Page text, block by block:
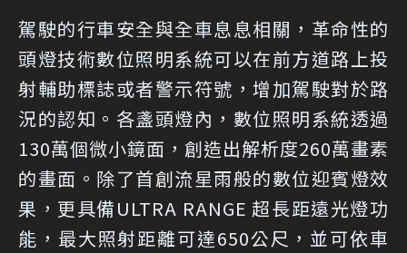
駕駛的行車安全與全車息息相關，革命性的
頭燈技術數位照明系統可以在前方道路上投
射輔助標誌或者警示符號，增加駕駛對於路
況的認知。各盞頭燈內，數位照明系統透過
130萬個微小鏡面，創造出解析度260萬畫素
的畫面。除了首創流星雨般的數位迎賓燈效
果，更具備ULTRA RANGE 超長距遠光燈功
能，最大照射距離可達650公尺，並可依車